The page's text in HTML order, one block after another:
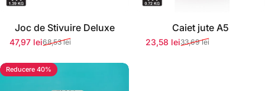
Joc de Stivuire Deluxe
Preț redus
47,97 lei
Preț normal
68,53 lei
Caiet jute A5
Preț redus
23,58 lei
Preț normal33,69 lei
Reducere 40%